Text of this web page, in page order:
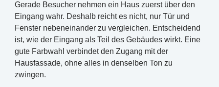
Gerade Besucher nehmen ein Haus zuerst über den
Eingang wahr. Deshalb reicht es nicht, nur Tür und
Fenster nebeneinander zu vergleichen. Entscheidend
ist, wie der Eingang als Teil des Gebäudes wirkt. Eine
gute Farbwahl verbindet den Zugang mit der
Hausfassade, ohne alles in denselben Ton zu
zwingen.